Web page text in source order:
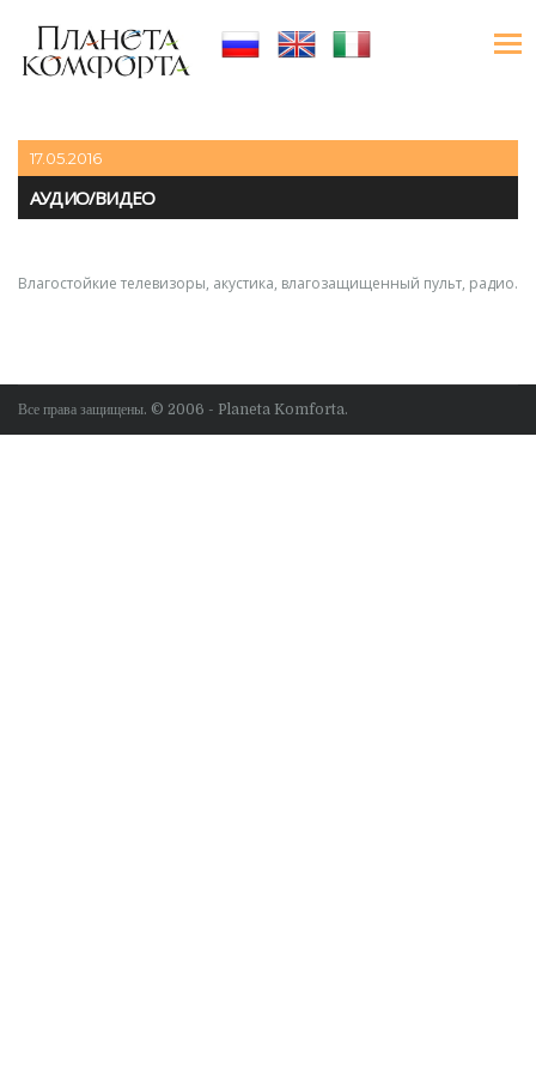
17.05.2016
АУДИО/ВИДЕО
Влагостойкие телевизоры, акустика, влагозащищенный пульт, радио.
Все права защищены. © 2006 - Planeta Komforta.